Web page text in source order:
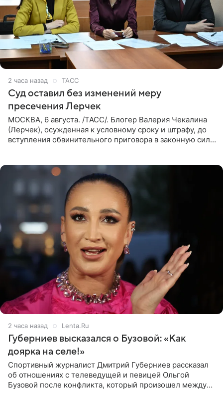
2 часа назад ТАСС
Суд оставил без изменений меру
пресечения Лерчек
МОСКВА, 6 августа. /ТАСС/. Блогер Валерия Чекалина
(Лерчек), осужденная к условному сроку и штрафу, до
вступления обвинительного приговора в законную силу
2 часа назад Lenta.Ru
Губерниев высказался о Бузовой: «Как
доярка на селе!»
Спортивный журналист Дмитрий Губерниев рассказал
об отношениях с телеведущей и певицей Ольгой
Бузовой после конфликта, который произошел между